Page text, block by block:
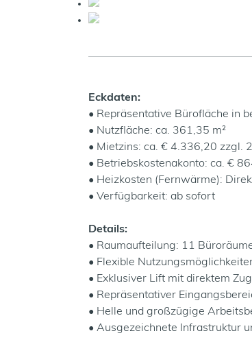
Eckdaten:
• Repräsentative Bürofläche in
• Nutzfläche: ca. 361,35 m²
• Mietzins: ca. € 4.336,20 zzgl.
• Betriebskostenakonto: ca. €
• Heizkosten (Fernwärme):
• Verfügbarkeit: ab sofort
Details:
• Raumaufteilung: 11
• Flexible
• Exklusiver Lift mit direktem
• Repräsentativer
• Helle und großzügige
• Ausgezeichnete Infrastruktur